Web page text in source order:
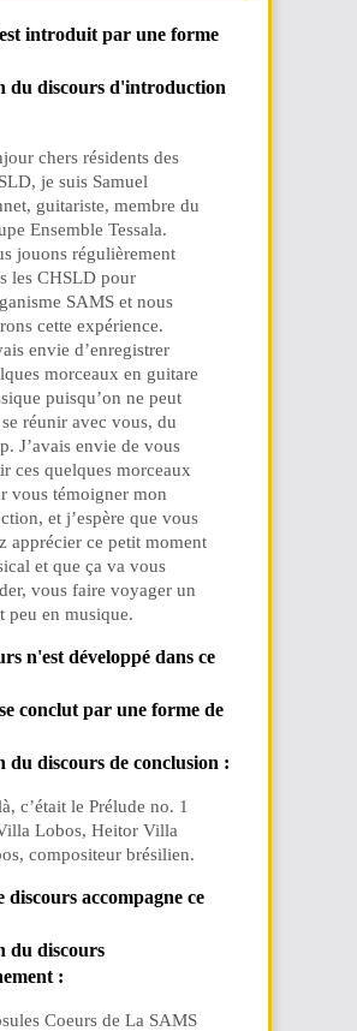
introduit par une forme
du discours d'introduction
chers résidents des
je suis Samuel
guitariste, membre du
Ensemble Tessala.
jouons régulièrement
les CHSLD pour
SAMS et nous
cette expérience.
envie d’enregistrer
morceaux en guitare
puisqu’on ne peut
se réunir avec vous, du
J’avais envie de vous
ces quelques morceaux
vous témoigner mon
et j’espère que vous
apprécier ce petit moment
et que ça va vous
vous faire voyager un
peu en musique.
n'est développé dans ce
conclut par une forme de
du discours de conclusion :
c’était le Prélude no. 1
Lobos, Heitor Villa
compositeur brésilien.
discours accompagne ce
du discours
:
Coeurs de La SAMS